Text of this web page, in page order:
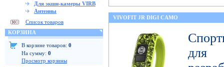
Для экшн-камеры VIRB
Антенны
Список товаров
КОРЗИНА
В корзине товаров: 0
На сумму: 0
Просмотр корзины
VIVOFIT JR DIGI CAMO
для